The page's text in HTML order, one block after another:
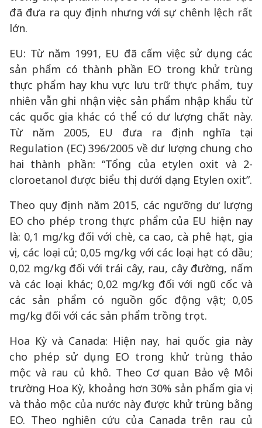
đã đưa ra quy định nhưng với sự chênh lệch rất
lớn.
EU: Từ năm 1991, EU đã cấm việc sử dụng các
sản phẩm có thành phần EO trong khử trùng
thực phẩm hay khu vực lưu trữ thực phẩm, tuy
nhiên vẫn ghi nhận việc sản phẩm nhập khẩu từ
các quốc gia khác có thể có dư lượng chất này.
Từ năm 2005, EU đưa ra định nghĩa tại
Regulation (EC) 396/2005 về dư lượng chung cho
hai thành phần: “Tổng của etylen oxit và 2-
cloroetanol được biểu thị dưới dạng Etylen oxit”.
Theo quy định năm 2015, các ngưỡng dư lượng
EO cho phép trong thực phẩm của EU hiện nay
là: 0,1 mg/kg đối với chè, ca cao, cà phê hạt, gia
vị, các loại củ; 0,05 mg/kg với các loại hạt có dầu;
0,02 mg/kg đối với trái cây, rau, cây đường, nấm
và các loại khác; 0,02 mg/kg đối với ngũ cốc và
các sản phẩm có nguồn gốc động vật; 0,05
mg/kg đối với các sản phẩm trồng trọt.
Hoa Kỳ và Canada: Hiện nay, hai quốc gia này
cho phép sử dụng EO trong khử trùng thảo
mộc và rau củ khô. Theo Cơ quan Bảo vệ Môi
trường Hoa Kỳ, khoảng hơn 30% sản phẩm gia vị
và thảo mộc của nước này được khử trùng bằng
EO. Theo nghiên cứu của Canada trên rau củ